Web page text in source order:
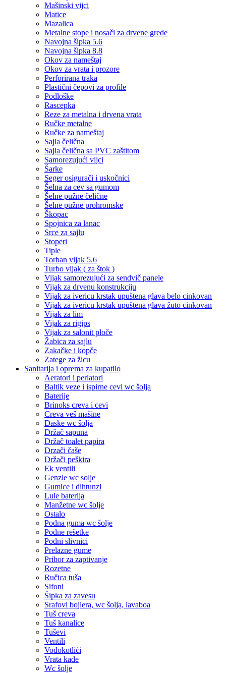
Mašinski vijci
Matice
Mazalica
Metalne stope i nosači za drvene grede
Navojna šipka 5.6
Navojna šipka 8.8
Okov za nameštaj
Okov za vrata i prozore
Perforirana traka
Plastični čepovi za profile
Podloške
Rascepka
Reze za metalna i drvena vrata
Ručke metalne
Ručke za nameštaj
Sajla čelična
Sajla čelična sa PVC zaštitom
Samorezujući vijci
Šarke
Seger osigurači i uskočnici
Šelna za cev sa gumom
Šelne pužne čelične
Šelne pužne prohromske
Škopac
Spojnica za lanac
Srce za sajlu
Stoperi
Tiple
Torban vijak 5.6
Turbo vijak ( za štok )
Vijak samorezujući za sendvič panele
Vijak za drvenu konstrukciju
Vijak za ivericu krstak upuštena glava belo cinkovan
Vijak za ivericu krstak upuštena glava žuto cinkovan
Vijak za lim
Vijak za rigips
Vijak za salonit ploče
Žabica za sajlu
Zakačke i kopče
Zatege za žicu
Sanitarija i oprema za kupatilo
Aeratori i perlatori
Baltik veze i ispirne cevi wc šolja
Baterije
Brinoks creva i cevi
Creva veš mašine
Daske wc šolja
Držač sapuna
Držač toalet papira
Drzači čaše
Držači peškira
Ek ventili
Genzle wc solje
Gumice i dihtunzi
Lule baterija
Manžetne wc šolje
Ostalo
Podna guma wc šolje
Podne rešetke
Podni slivnici
Prelazne gume
Pribor za zaptivanje
Rozetne
Ručica tuša
Sifoni
Šipka za zavesu
Srafovi bojlera, wc šolja, lavaboa
Tuš creva
Tuš kanalice
Tuševi
Ventili
Vodokotlići
Vrata kade
Wc šolje